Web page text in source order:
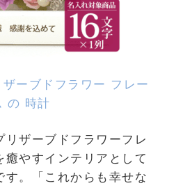
ーブドフラワー フレー
の 時計
リザーブドフラワーフレ
癒やすインテリアとして
す。「これからも幸せな